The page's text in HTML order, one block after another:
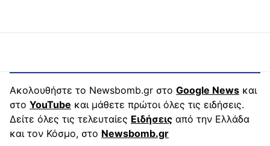
Ακολουθήστε το Newsbomb.gr στο Google News και
στο YouTube και μάθετε πρώτοι όλες τις ειδήσεις.
Δείτε όλες τις τελευταίες Ειδήσεις από την Ελλάδα
και τον Κόσμο, στο Newsbomb.gr